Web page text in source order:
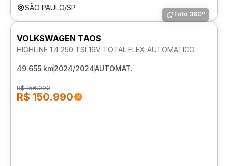
SÃO PAULO/SP
Foto 360º
VOLKSWAGEN TAOS
HIGHLINE 1.4 250 TSI 16V TOTAL FLEX AUTOMATICO
49.655 km2024/2024AUTOMAT.
R$ 156.090
R$ 150.990